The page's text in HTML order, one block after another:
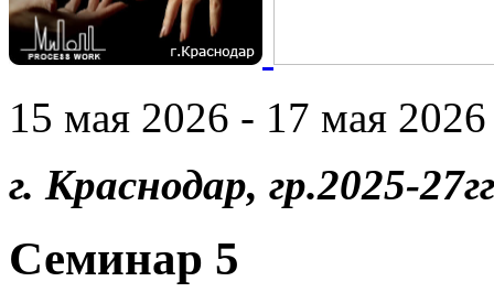
15 мая 2026 - 17 мая 2026
г. Краснодар, гр.2025-
Семинар 5